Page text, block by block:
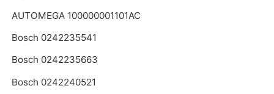
AUTOMEGA 100000001101AC
Bosch 0242235541
Bosch 0242235663
Bosch 0242240521